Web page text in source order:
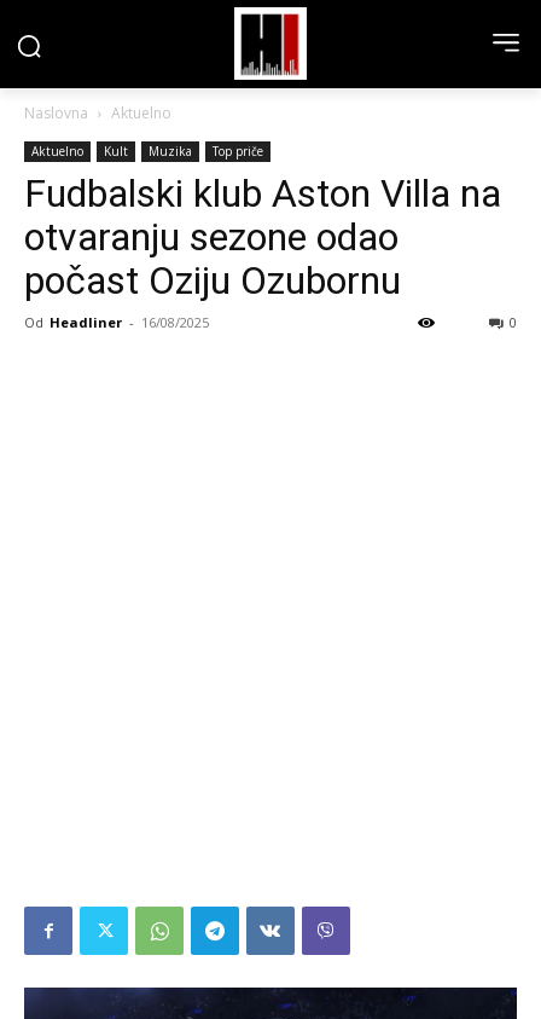
Naslovna Aktuelno
Aktuelno Kult Muzika Top priče
Fudbalski klub Aston Villa na
otvaranju sezone odao
počast Oziju Ozubornu
Od Headliner - 16/08/2025 0